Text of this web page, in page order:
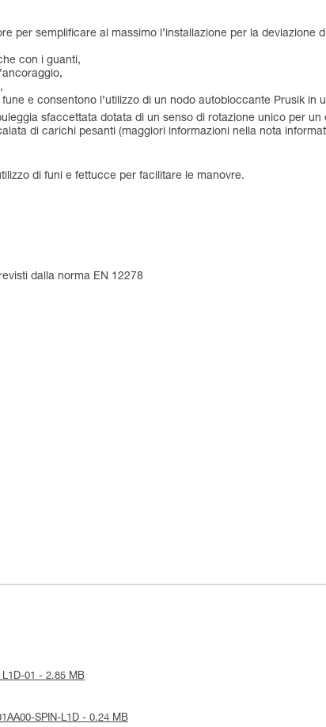
per semplificare al massimo l’installazione per la
con i guanti,
e consentono l’utilizzo di un nodo autobloccante Prusik in
sfaccettata dotata di un senso di rotazione unico per
di carichi pesanti (maggiori informazioni nella nota
di funi e fettucce per facilitare le manovre.
dalla norma EN 12278
01 - 2.85 MB
SPIN-L1D - 0.24 MB